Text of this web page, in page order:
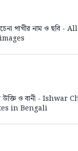
পাখীর নাম ও ছবি
উক্তি ও বানী - Ishwar
in Bengali